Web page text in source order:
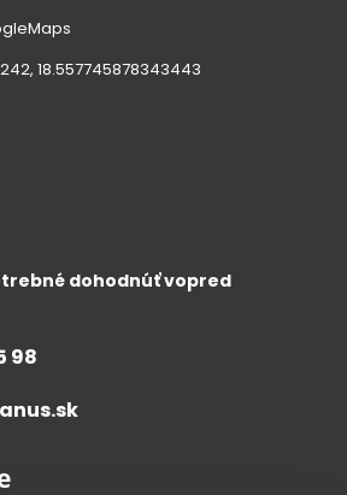
18.557745878343443
dohodnúť vopred
98